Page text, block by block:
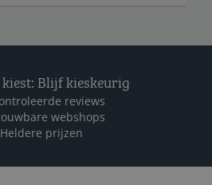
kiest: Blijf kieskeurig
reviews
webshops
Heldere prijzen